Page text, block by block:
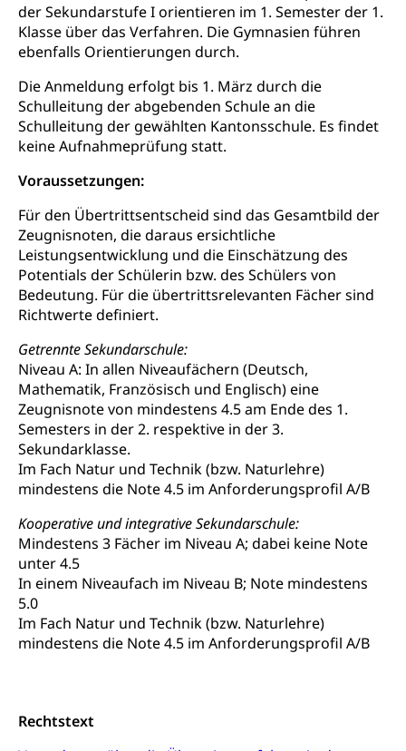
der Sekundarstufe I orientieren im 1. Semester der 1.
Klasse über das Verfahren. Die Gymnasien führen
ebenfalls Orientierungen durch.
Die Anmeldung erfolgt bis 1. März durch die
Schulleitung der abgebenden Schule an die
Schulleitung der gewählten Kantonsschule. Es findet
keine Aufnahmeprüfung statt.
Voraussetzungen:
Für den Übertrittsentscheid sind das Gesamtbild der
Zeugnisnoten, die daraus ersichtliche
Leistungsentwicklung und die Einschätzung des
Potentials der Schülerin bzw. des Schülers von
Bedeutung. Für die übertrittsrelevanten Fächer sind
Richtwerte definiert.
Getrennte Sekundarschule:
Niveau A: In allen Niveaufächern (Deutsch,
Mathematik, Französisch und Englisch) eine
Zeugnisnote von mindestens 4.5 am Ende des 1.
Semesters in der 2. respektive in der 3.
Sekundarklasse.
Im Fach Natur und Technik (bzw. Naturlehre)
mindestens die Note 4.5 im Anforderungsprofil A/B
Kooperative und integrative Sekundarschule:
Mindestens 3 Fächer im Niveau A; dabei keine Note
unter 4.5
In einem Niveaufach im Niveau B; Note mindestens
5.0
Im Fach Natur und Technik (bzw. Naturlehre)
mindestens die Note 4.5 im Anforderungsprofil A/B
Rechtstext
Ergänzungsleistungen (EL) (WAS Luzern)
AHV-Altersrente (WAS Luzern)
IV-Leistungen (WAS Luzern)
Menschen mit Behinderungen
Kultur und Medien
Archive und Bibliotheken
Bücher, Bundesarchiv, Landesbibliothek
Staatsarchiv Luzern
Zentral- und Hochschulbibliothek
Archiv der Denkmalpflege
Kulturelle Einrichtungen
Museen, Theater, Bibliotheken
Dienststelle Kultur
Kunst & Kultur (Luzern Tourismus)
Kulturförderung
Kulturpolitik, Sprachförderung, Denkmalpflege,
kulturelles Angebot, Kulturerbe, kulturelles Erbe,
Nachwuchsförderung, Vermittlung, Selektive
Förderung, Kulturausschreibungen, Kulturpreis,
Werkbeitrag, Produktionsbeitrag, Recherche,
Musik, Entwicklung, Programmbeiträge,
Filmförderung, Regionale Förderfonds,
Werkankäufe, Kunstankäufe, Kunst und Bau, Schule
und Kultur, Kulturgesuche, Kulturvermittlung
Kulturförderung und Vermittlung
Angebote für Schulklassen
Mobilität
Schiene und öffentlicher Verkehr
Schienenverkehr, Zugverkehr, Bahnverkehr,
Transportmittel, öffentlicher Verkehr
Verkehrsverbund Luzern VVL
Öffentlicher Verkehr Luzern Mobil
Schifffahrt
Schiffsverkehr, Binnenschifffahrt, Seeschifffahrt,
Autoverkehr, Lastwagenverkehr, Schwerverkehr,